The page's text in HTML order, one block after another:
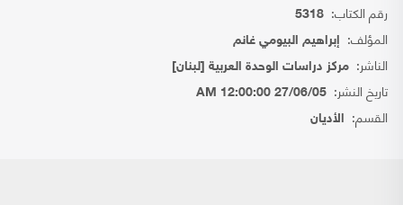
رقم الكتاب: 5318
المؤلف: إبراهيم البيومي غانم
الناشر: مركز دراسات الوحدة العربية [لبنان]
تاريخ النشر: 27/06/05 12:00:00 AM
القسم: الأديان